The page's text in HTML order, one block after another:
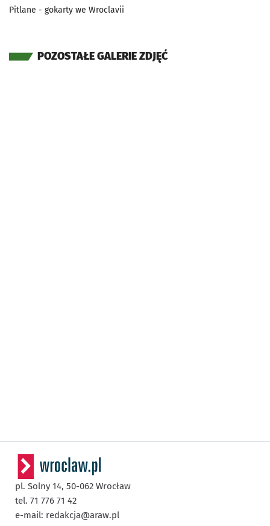
Pitlane - gokarty we Wroclavii
POZOSTAŁE GALERIE ZDJĘĆ
pl. Solny 14, 50-062 Wrocław
tel. 71 776 71 42
e-mail: redakcja@araw.pl